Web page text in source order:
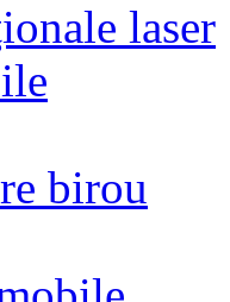
laser
birou